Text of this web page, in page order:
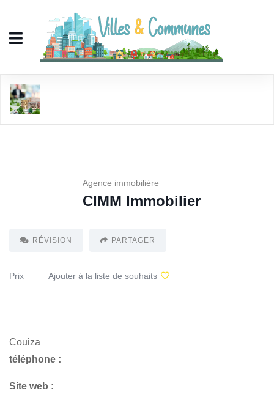
Agence immobilière
CIMM Immobilier
RÉVISION PARTAGER
Prix Ajouter à la liste de souhaits
Couiza
téléphone :
Site web :